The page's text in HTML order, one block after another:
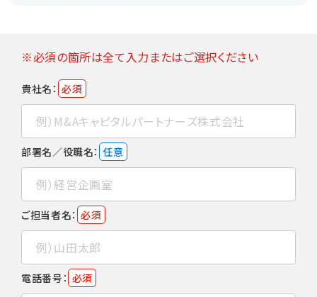
※必須の箇所は全て入力またはご選択ください
貴社名： 必須
部署名／役職名： 任意
ご担当者名： 必須
電話番号： 必須